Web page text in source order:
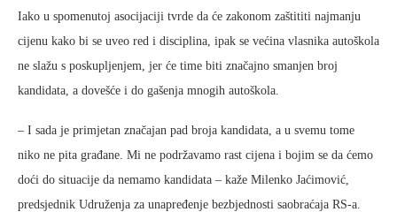
Iako u spomenutoj asocijaciji tvrde da će zakonom zaštititi najmanju
cijenu kako bi se uveo red i disciplina, ipak se većina vlasnika autoškola
ne slažu s poskupljenjem, jer će time biti značajno smanjen broj
kandidata, a dovešće i do gašenja mnogih autoškola.
– I sada je primjetan značajan pad broja kandidata, a u svemu tome
niko ne pita građane. Mi ne podržavamo rast cijena i bojim se da ćemo
doći do situacije da nemamo kandidata – kaže Milenko Jaćimović,
predsjednik Udruženja za unapređenje bezbjednosti saobraćaja RS-a.